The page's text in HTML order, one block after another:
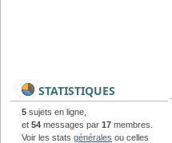
STATISTIQUES
5 sujets en ligne,
et 54 messages par 17 membres.
Voir les stats générales ou celles